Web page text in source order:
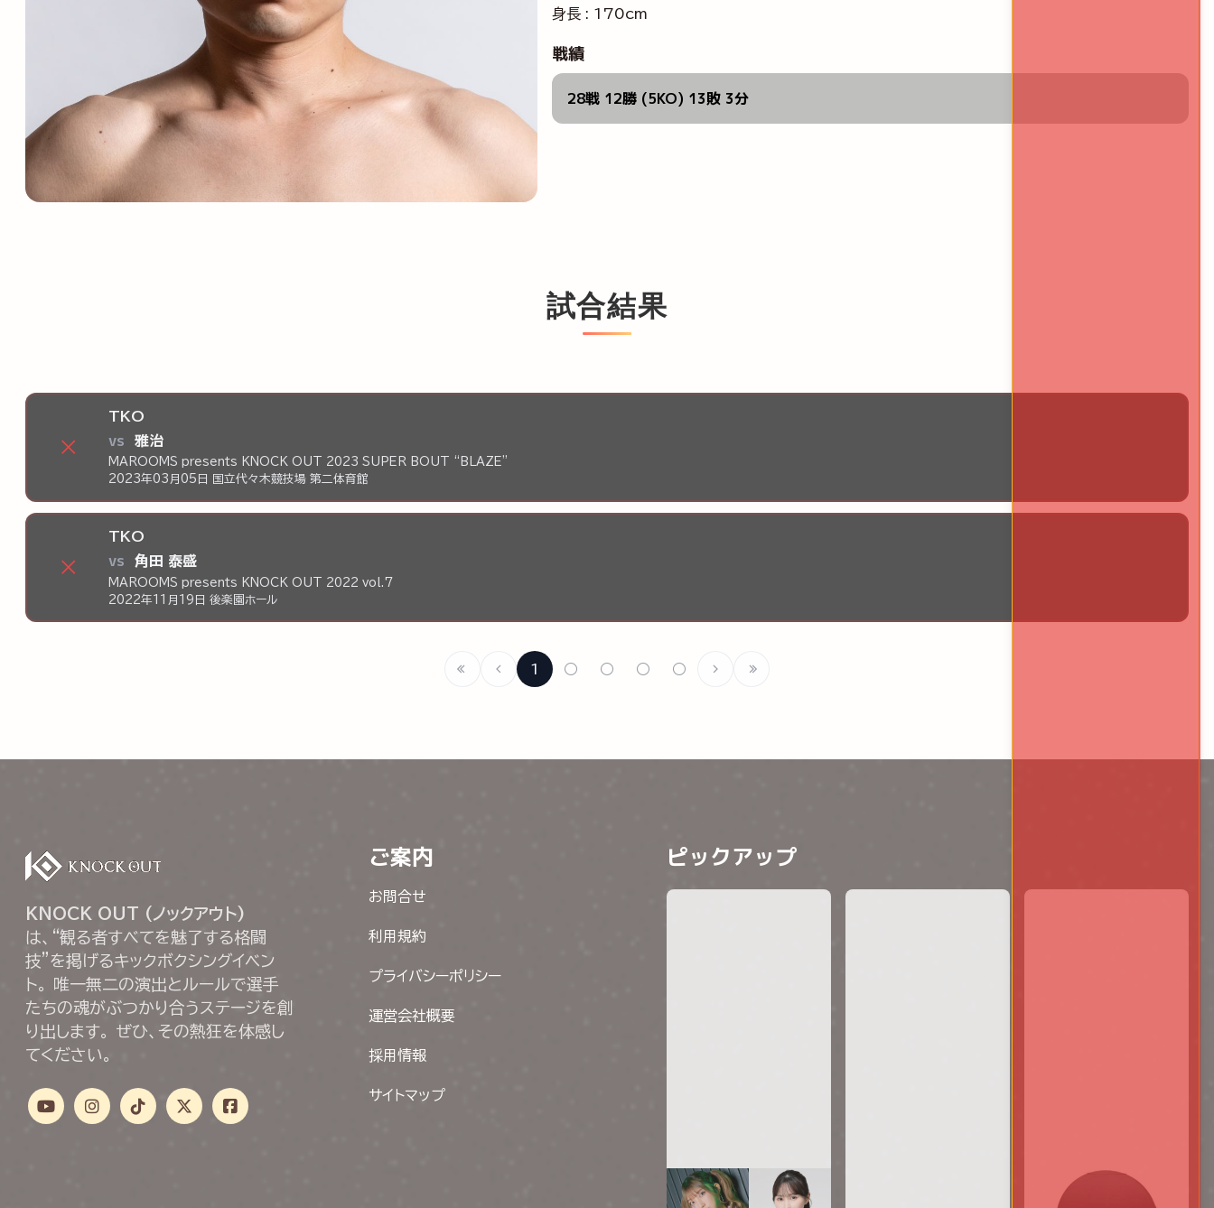
身長 : 170cm
戦績
28戦 12勝 (5KO) 13敗 3分
試合結果
×
TKO
vs 雅治
MAROOMS presents KNOCK OUT 2023 SUPER BOUT “BLAZE”
2023年03月05日 国立代々木競技場 第二体育館
×
TKO
vs 角田 泰盛
MAROOMS presents KNOCK OUT 2022 vol.7
2022年11月19日 後楽園ホール
1 ○ ○ ○ ○
KNOCK OUT (ノックアウト)
は、“観る者すべてを魅了する格闘
技”を掲げるキックボクシングイベン
ト。 唯一無二の演出とルールで選手
たちの魂がぶつかり合うステージを創
り出します。 ぜひ、その熱狂を体感し
てください。
ご案内
お問合せ
利用規約
プライバシーポリシー
運営会社概要
採用情報
サイトマップ
ピックアップ